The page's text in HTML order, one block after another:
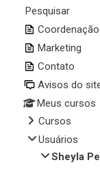
Pesquisar
Coordenação
Marketing
Contato
Avisos do
Meus cursos
Cursos
Usuários
Sheyla